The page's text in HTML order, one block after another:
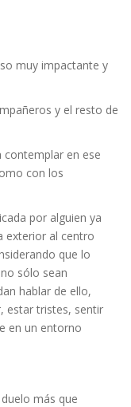
muy impactante y
y el resto de
en ese
con los
por alguien ya
exterior al centro
que lo
sólo sean
hablar de ello,
estar tristes, sentir
en un entorno
más que